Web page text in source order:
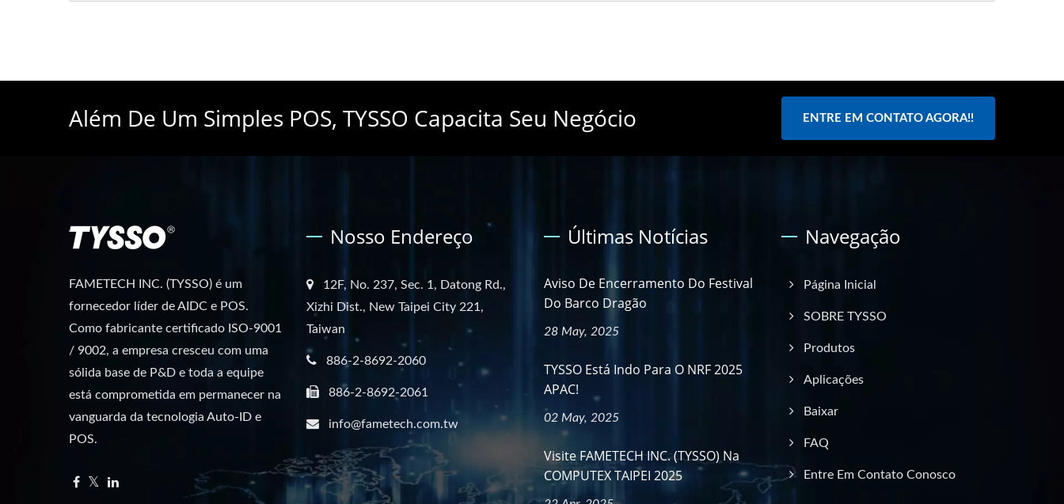
Além De Um Simples POS, TYSSO Capacita Seu Negócio ENTRE EM CONTATO AGORA!!
FAMETECH INC. (TYSSO) é um
fornecedor líder de AIDC e POS.
Como fabricante certificado ISO-9001
/ 9002, a empresa cresceu com uma
sólida base de P&D e toda a equipe
está comprometida em permanecer na
vanguarda da tecnologia Auto-ID e
POS.
Nosso Endereço
12F, No. 237, Sec. 1, Datong Rd.,
Xizhi Dist., New Taipei City 221,
Taiwan
886-2-8692-2060
886-2-8692-2061
info@fametech.com.tw
Últimas Notícias
Aviso De Encerramento Do Festival
Do Barco Dragão
28 May, 2025
TYSSO Está Indo Para O NRF 2025
APAC!
02 May, 2025
Visite FAMETECH INC. (TYSSO) Na
COMPUTEX TAIPEI 2025
Navegação
Página Inicial
SOBRE TYSSO
Produtos
Aplicações
Baixar
FAQ
Entre Em Contato Conosco